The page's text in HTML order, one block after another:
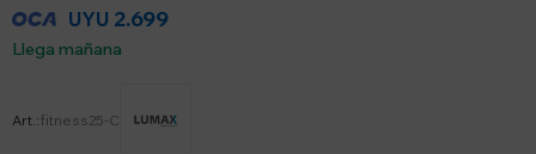
UYU 2.699
Llega mañana
fitness25-C